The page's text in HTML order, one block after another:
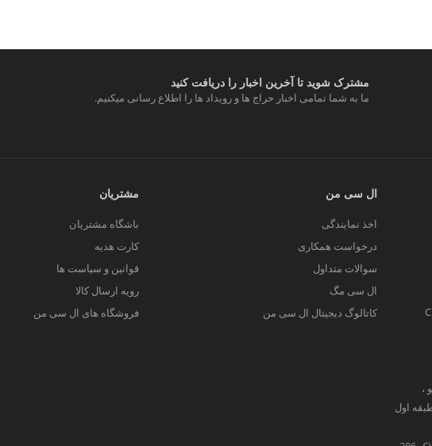
مشترک شوید تا آخرین اخبار را دریافت کنید
ما به شما تمامی اخبار حراج ها و رویداد ها را اطلاع رسانی میکنیم.
،
ال سی من
اخذ نمایندگی
درخواست همکاری
سوالات متداول
ال سی مگ
کاتالوگ دیجیتال ال سی من
مشتریان
باشگاه مشتریان
کارت هدیه
قوانین و سیاست ها
رویه ارسال کالا
فروشگاه های ال سی من